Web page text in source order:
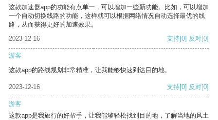
这款加速器app的功能有点单一，可以增加一些新功能。比如，可以增加
一个自动切换线路的功能，这样就可以根据网络情况自动选择最优的线
路，从而获得更好的加速效果。
2023-12-16
支持[0] 反对[0]
游客
这款app的路线规划非常精准，让我能够快速到达目的地。
2023-12-16 支持[0] 反对[0]
游客
这款app是我旅行的好帮手，让我能够轻松找到目的地，了解当地的风土